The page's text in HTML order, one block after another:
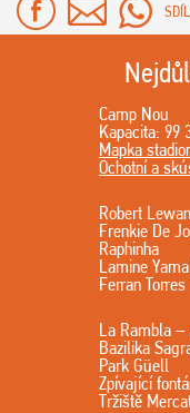
Camp Nou
Kapacita: 99
Mapka
Ochotní a
Robert
Frenkie De
Raphinha
Lamine
Ferran Torres
La Rambla
Bazilika
Park Güell
Zpívající
Tržiště